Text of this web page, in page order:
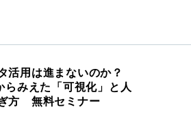
活用は進まないのか？
らみえた「可視化」と人
方 無料セミナー